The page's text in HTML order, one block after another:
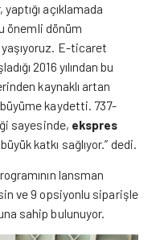
açıklamada
önemli dönüm
E-ticaret
2016 yılından bu
kaynaklı artan
kaydetti. 737-
sayesinde, ekspres
katkı sağlıyor.” dedi.
lansman
ve 9 opsiyonlu siparişle
sahip bulunuyor.